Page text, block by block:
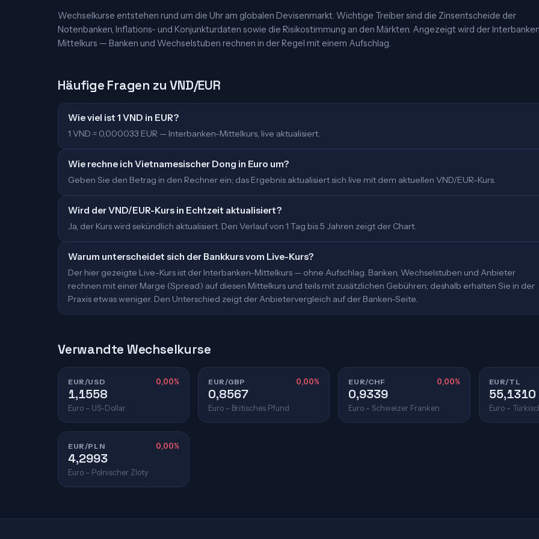
Wechselkurse entstehen rund um die Uhr am globalen Devisenmarkt. Wichtige Treiber sind die Zinsentscheide der
Notenbanken, Inflations- und Konjunkturdaten sowie die Risikostimmung an den Märkten. Angezeigt wird der
Mittelkurs — Banken und Wechselstuben rechnen in der Regel mit einem Aufschlag.
Häufige Fragen zu VND/EUR
Wie viel ist 1 VND in EUR?
1 VND = 0,000033 EUR — Interbanken-Mittelkurs, live aktualisiert.
Wie rechne ich Vietnamesischer Dong in Euro um?
Geben Sie den Betrag in den Rechner ein; das Ergebnis aktualisiert sich live mit dem aktuellen VND/EUR-Kurs.
Wird der VND/EUR-Kurs in Echtzeit aktualisiert?
Ja, der Kurs wird sekündlich aktualisiert. Den Verlauf von 1 Tag bis 5 Jahren zeigt der Chart.
Warum unterscheidet sich der Bankkurs vom Live-Kurs?
Der hier gezeigte Live-Kurs ist der Interbanken-Mittelkurs — ohne Aufschlag. Banken, Wechselstuben und Anbieter
rechnen mit einer Marge (Spread) auf diesen Mittelkurs und teils mit zusätzlichen Gebühren; deshalb erhalten Sie in der
Praxis etwas weniger. Den Unterschied zeigt der Anbietervergleich auf der Banken-Seite.
Verwandte Wechselkurse
EUR/USD 0,00%
1,1558
Euro – US-Dollar
EUR/GBP 0,00%
0,8567
Euro – Britisches Pfund
EUR/CHF 0,00%
0,9339
Euro – Schweizer Franken
EUR/TL
55,1310
Euro –
EUR/PLN 0,00%
4,2993
Euro – Polnischer Zloty